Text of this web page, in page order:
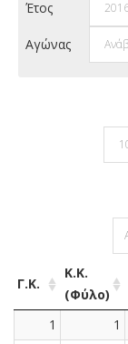
Έτος
Αγώνας
Γ.Κ.
Κ.Κ.
(Φύλο)
1 1